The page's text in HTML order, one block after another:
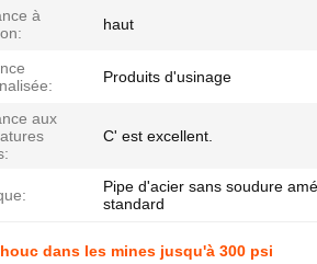
à
haut
Produits d'usinage
aux
C' est excellent.
Pipe d'acier sans soudure
standard
dans les mines jusqu'à 300 psi